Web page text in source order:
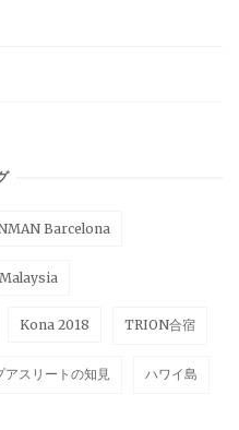
Barcelona
Kona 2018 TRION合宿
アスリートの知見 ハワイ島